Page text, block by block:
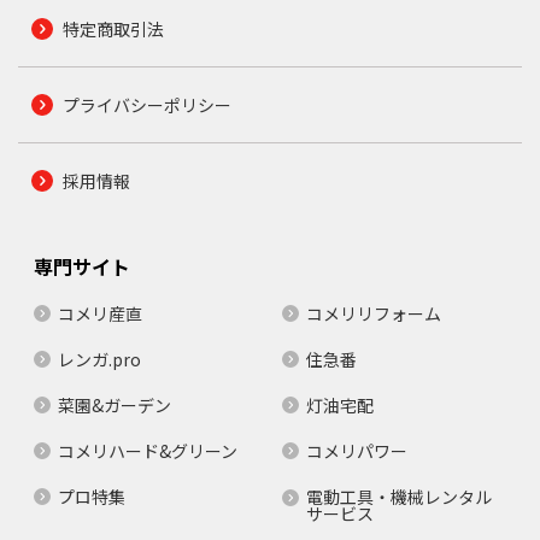
特定商取引法
プライバシーポリシー
採用情報
専門サイト
コメリ産直
コメリリフォーム
レンガ.pro
住急番
菜園&ガーデン
灯油宅配
コメリハード&グリーン
コメリパワー
プロ特集
電動工具・機械レンタル
サービス